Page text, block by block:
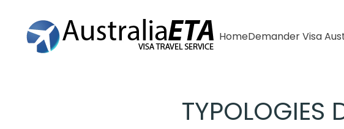
Passer au contenu principal HomeDemander Visa
TYPOLOGIES